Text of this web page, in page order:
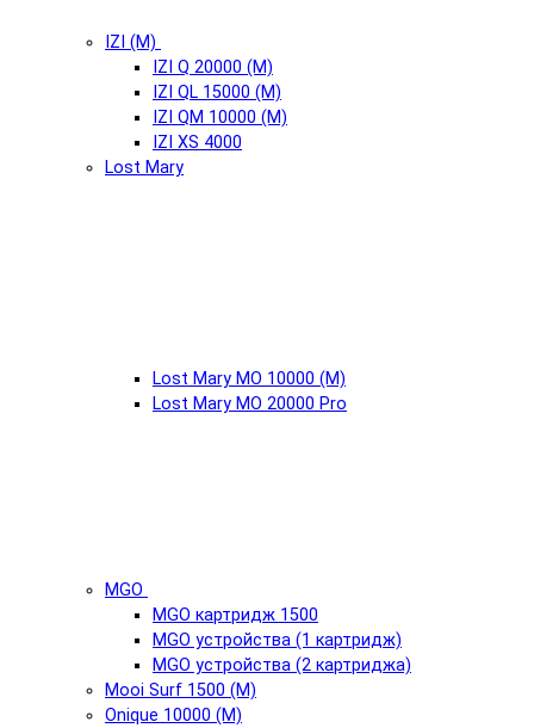
IZI (М)
IZI Q 20000 (М)
IZI QL 15000 (М)
IZI QM 10000 (М)
IZI XS 4000
Lost Mary
Lost Mary MO 10000 (М)
Lost Mary MO 20000 Pro
MGO
MGO картридж 1500
MGO устройства (1 картридж)
MGO устройства (2 картриджа)
Mooi Surf 1500 (М)
Onique 10000 (М)